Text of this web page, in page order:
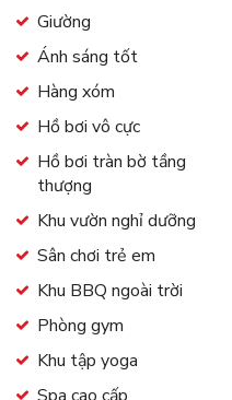
Giường
Ánh sáng tốt
Hàng xóm
Hồ bơi vô cực
Hồ bơi tràn bờ tầng
thượng
Khu vườn nghỉ dưỡng
Sân chơi trẻ em
Khu BBQ ngoài trời
Phòng gym
Khu tập yoga